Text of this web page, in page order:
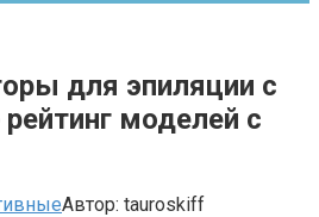
для эпиляции с
моделей с
Автор: tauroskiff